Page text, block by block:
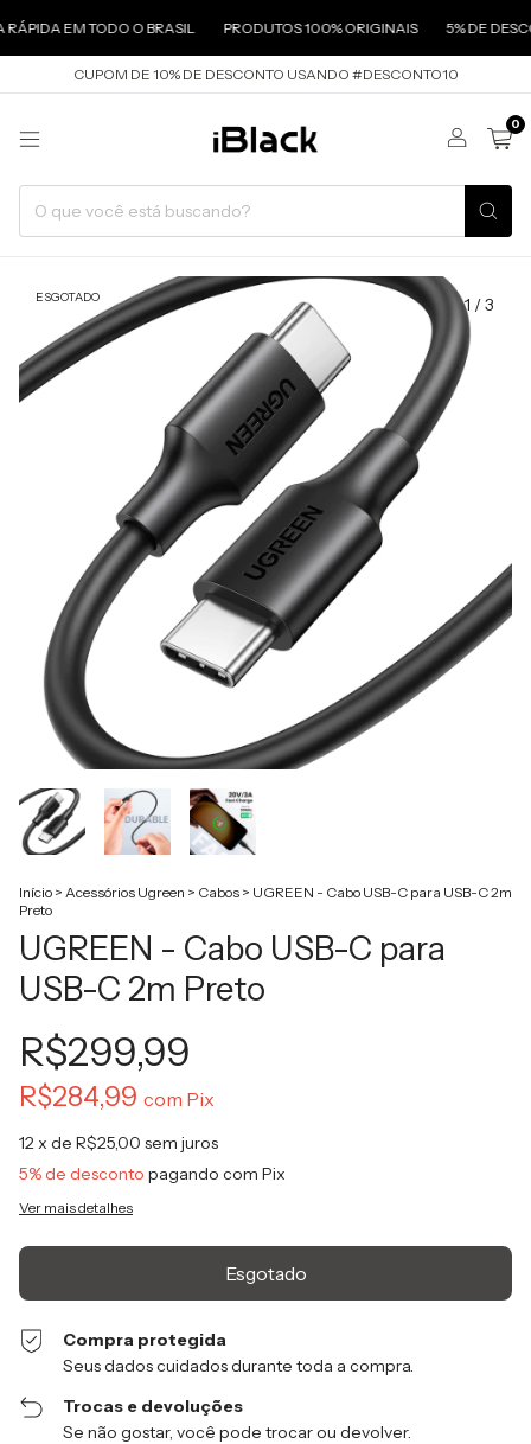
EM TODO O BRASIL PRODUTOS 100% ORIGINAIS 5% DE DESCONTO
CUPOM DE 10% DE DESCONTO USANDO #DESCONTO10
0
ESGOTADO 1 /3
Início > Acessórios Ugreen > Cabos > UGREEN - Cabo USB-C para USB-C 2m
Preto
UGREEN - Cabo USB-C para
USB-C 2m Preto
R$299,99
R$284,99 com Pix
12x de R$25,00 sem juros
5% de desconto pagando com Pix
Ver mais detalhes
Compra protegida
Seus dados cuidados durante toda a compra.
Trocas e devoluções
Se não gostar, você pode trocar ou devolver.